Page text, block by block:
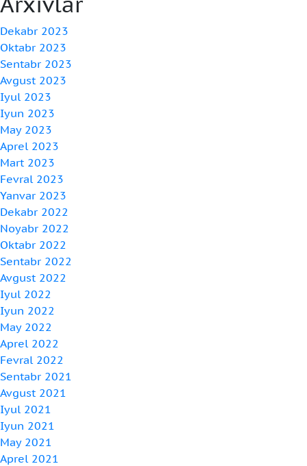
Dekabr 2023
Oktabr 2023
Sentabr 2023
Avgust 2023
Iyul 2023
Iyun 2023
May 2023
Aprel 2023
Mart 2023
Fevral 2023
Yanvar 2023
Dekabr 2022
Noyabr 2022
Oktabr 2022
Sentabr 2022
Avgust 2022
Iyul 2022
Iyun 2022
May 2022
Aprel 2022
Fevral 2022
Sentabr 2021
Avgust 2021
Iyul 2021
Iyun 2021
May 2021
Aprel 2021